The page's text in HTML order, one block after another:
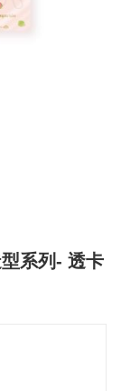
系列- 透卡